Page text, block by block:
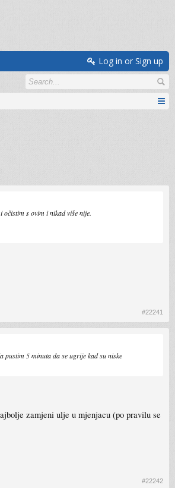
Log in or Sign up
s ovim i nikad više nije.
#22241
pustim 5 minuta da se ugrije kad su niske
zamjeni ulje u mjenjacu (po pravilu se
#22242